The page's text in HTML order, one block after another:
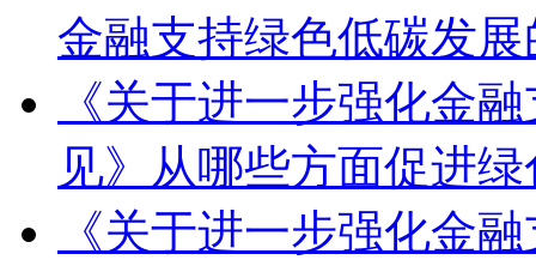
金融支持绿色低碳发
《关于进一步强化金
见》从哪些方面促进
《关于进一步强化金